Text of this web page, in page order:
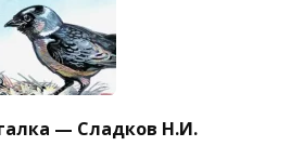
— Сладков Н.И.